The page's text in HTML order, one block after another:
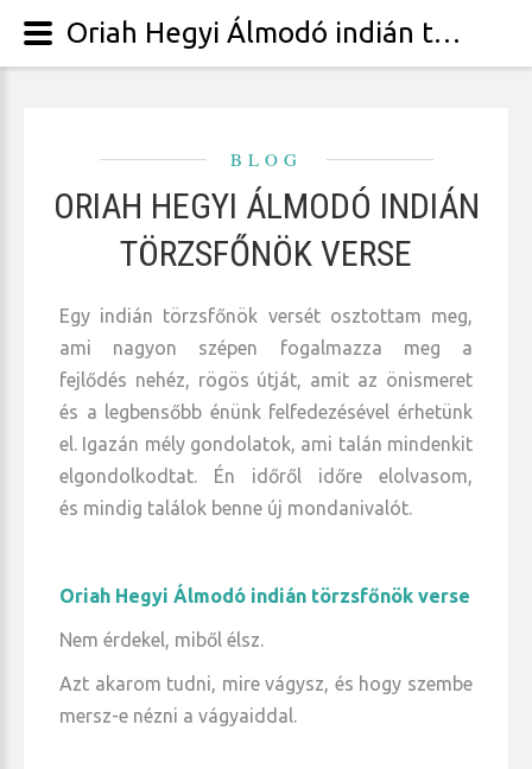
BLOG
ORIAH HEGYI ÁLMODÓ INDIÁN
TÖRZSFŐNÖK VERSE
Egy indián törzsfőnök versét osztottam meg,
ami nagyon szépen fogalmazza meg a
fejlődés nehéz, rögös útját, amit az önismeret
és a legbensőbb énünk felfedezésével érhetünk
el. Igazán mély gondolatok, ami talán mindenkit
elgondolkodtat. Én időről időre elolvasom,
és mindig találok benne új mondanivalót.
Oriah Hegyi Álmodó indián törzsfőnök verse
Nem érdekel, miből élsz.
Azt akarom tudni, mire vágysz, és hogy szembe
mersz-e nézni a vágyaiddal.
Oriah Hegyi Álmodó indián törzsfőnök verse